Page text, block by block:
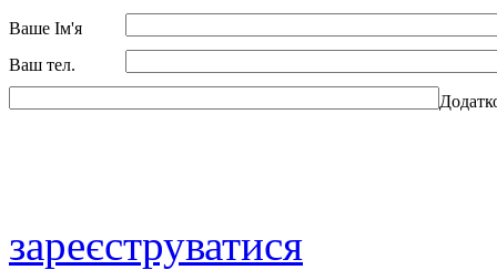
Ваше Ім'я
Ваш тел.
зареєструватися